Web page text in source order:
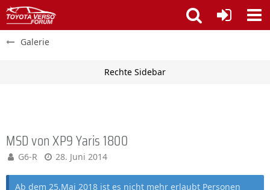
Galerie
MSD von XP9 Yaris 1800
G6-R 28. Juni 2014
Ab dem 25.Mai 2018 ist es nicht mehr erlaubt Personen